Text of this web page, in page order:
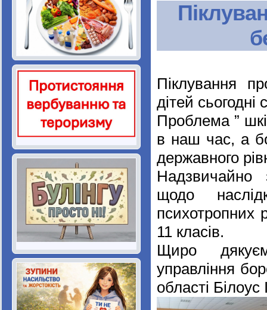
Піклування
дітей сьогодні
Проблема ”
в наш час, а
державного
Надзвичайно
щодо
психотропних
11 класів.
Щиро
управління
області Білоус